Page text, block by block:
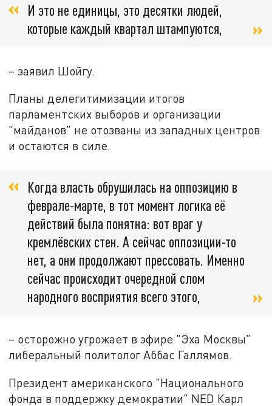
И это не единицы, это десятки людей,
которые каждый квартал штампуются,
– заявил Шойгу.
Планы делегитимизации итогов
парламентских выборов и организации
"майданов" не отозваны из западных центров
и остаются в силе.
Когда власть обрушилась на оппозицию в
феврале-марте, в тот момент логика её
действий была понятна: вот враг у
кремлёвских стен. А сейчас оппозиции-то
нет, а они продолжают прессовать. Именно
сейчас происходит очередной слом
народного восприятия всего этого,
– осторожно угрожает в эфире "Эха Москвы"
либеральный политолог Аббас Галлямов.
Президент американского "Национального
фонда в поддержку демократии" NED Карл